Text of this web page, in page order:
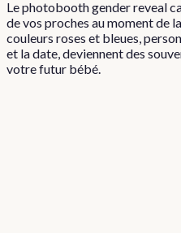
Le photobooth gender reveal
de vos proches au moment de
couleurs roses et bleues,
et la date, deviennent des
votre futur bébé.